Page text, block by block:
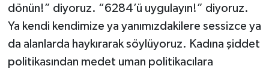
dönün!” diyoruz. “6284’ü uygulayın!” diyoruz.
Ya kendi kendimize ya yanımızdakilere sessizce ya
da alanlarda haykırarak söylüyoruz. Kadına şiddet
politikasından medet uman politikacılara